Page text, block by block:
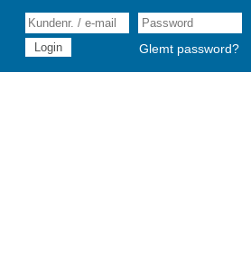
Glemt password?